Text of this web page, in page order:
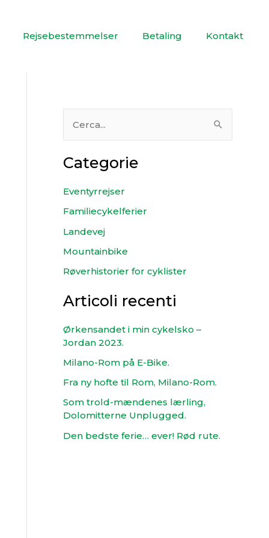
Rejsebestemmelser Betaling Kontakt
r
:
Categorie
Eventyrrejser
Familiecykelferier
Landevej
Mountainbike
Røverhistorier for cyklister
Articoli recenti
Ørkensandet i min cykelsko –
Jordan 2023.
Milano-Rom på E-Bike.
Fra ny hofte til Rom, Milano-Rom.
Som trold-mændenes lærling,
Dolomitterne Unplugged.
Den bedste ferie… ever! Rød rute.